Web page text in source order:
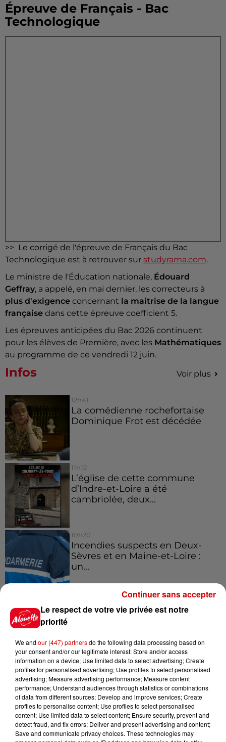
Épreuve de Français - Bac
Technologique
>> Le corrigé de l'épreuve de Français du Bac
Technologique est à retrouver sur studyrama.com.
Le ministre de l'Éducation nationale, Édouard
Geffray, a appelé, en mai dernier, les correcteurs à
plus d'exigence concernant la maitrise de la langue
française dans cette épreuve coefficient 5.
Les épreuves anticipées du Bac 2026 continuent
pour les élèves de Première, avec les Mathématiques
au programme de ce vendredi 12 juin.
Infos Voir plus
12h41
La comédienne rochefortaise
Dominique Frot est décédée
11h12
L’église de cette commune
d’Indre-et-Loire a été
cambriolée, deux...
10h20
Incendies suspects en Deux-
Sèvres et en Maine-et-Loire :
un...
Rennes : enquête ouverte après
Jeux Voir plus
Gagnez vos places pour le
festival Marché Gourmand 2026
à Coulon !
Le respect de votre vie privée est notre
priorité
We and our (447) partnersdo the following data processing based on
your consent and/or our legitimate interest: Store and/or access
information on a device; Use limited data to select advertising; Create
profiles for personalised advertising; Use profiles to select personalised
advertising; Measure advertising performance; Measure content
performance; Understand audiences through statistics or combinations
of data from different sources; Develop and improve services; Create
profiles to personalise content; Use profiles to select personalised
content; Use limited data to select content; Ensure security, prevent and
detect fraud, and fix errors; Deliver and present advertising and content;
Save and communicate privacy choices. These technologies may
Continuer sans accepter